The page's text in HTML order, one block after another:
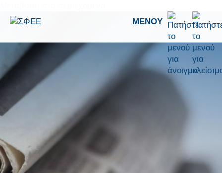
ΜΕΝΟΎ